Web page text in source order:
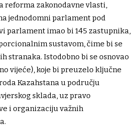
reforma zakonodavne vlasti,
jednodomni parlament pod
parlament imao bi 145 zastupnika,
sustavom, čime bi se
stranaka. Istodobno bi se osnovao
vijeće), koje bi preuzelo ključne
Kazahstana u području
sklada, uz pravo
i organizaciju važnih